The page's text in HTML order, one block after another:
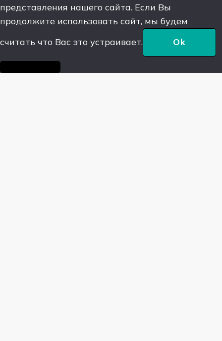
представления нашего сайта. Если Вы
продолжите использовать сайт, мы будем
считать что Вас это устраивает.
Ok